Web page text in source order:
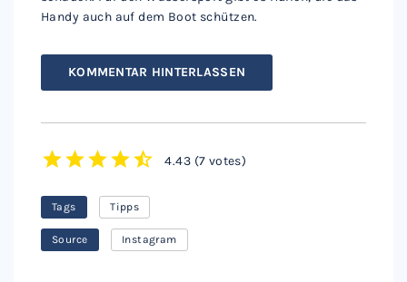
Handy auch auf dem Boot schützen.
KOMMENTAR HINTERLASSEN
4.43 (7 votes)
Tags Tipps
Source Instagram